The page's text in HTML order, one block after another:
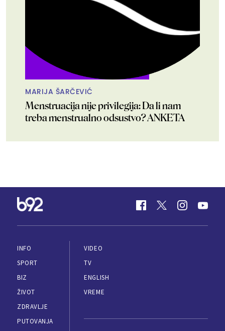
MARIJA ŠARČEVIĆ
Menstruacija nije privilegija: Da li nam
treba menstrualno odsustvo? ANKETA
INFO
SPORT
BIZ
ŽIVOT
ZDRAVLJE
PUTOVANJA
VIDEO
TV
ENGLISH
VREME